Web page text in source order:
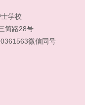
学校
简路28号
微信同号